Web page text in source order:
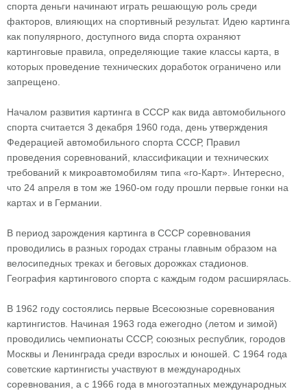
спорта деньги начинают играть решающую роль среди
факторов, влияющих на спортивный результат. Идею картинга
как популярного, доступного вида спорта охраняют
картинговые правила, определяющие такие классы карта, в
которых проведение технических доработок ограничено или
запрещено.
Началом развития картинга в СССР как вида автомобильного
спорта считается 3 декабря 1960 года, день утверждения
Федерацией автомобильного спорта СССР, Правил
проведения соревнований, классификации и технических
требований к микроавтомобилям типа «го-Карт». Интересно,
что 24 апреля в том же 1960-ом году прошли первые гонки на
картах и в Германии.
В период зарождения картинга в СССР соревнования
проводились в разных городах страны главным образом на
велосипедных треках и беговых дорожках стадионов.
География картингового спорта с каждым годом расширялась.
В 1962 году состоялись первые Всесоюзные соревнования
картингистов. Начиная 1963 года ежегодно (летом и зимой)
проводились чемпионаты СССР, союзных республик, городов
Москвы и Ленинграда среди взрослых и юношей. С 1964 года
советские картингисты участвуют в международных
соревнования, а с 1966 года в многоэтапных международных